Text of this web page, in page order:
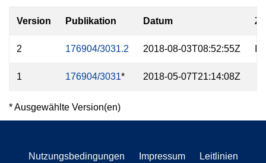
Version Publikation Datum
2 176904/3031.2 2018-08-03T08:52:55Z
1 176904/3031* 2018-05-07T21:14:08Z
* Ausgewählte Version(en)
Nutzungsbedingungen Impressum Leitlinien